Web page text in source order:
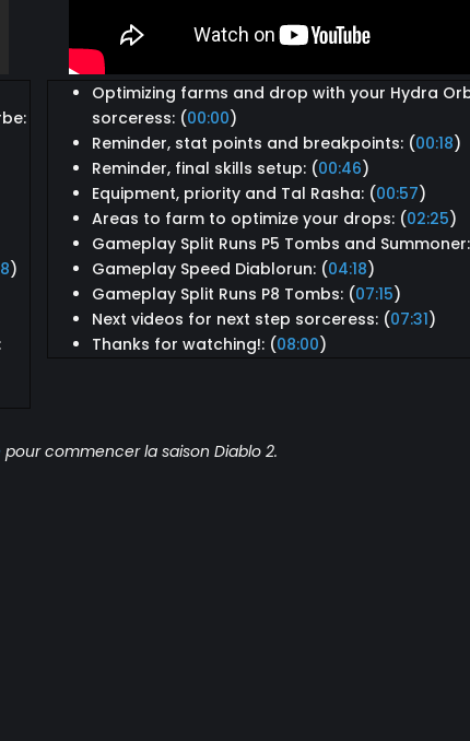
)
Optimizing farms and drop with your Hydra
sorceress: (00:00)
Reminder, stat points and breakpoints: (00:18)
Reminder, final skills setup: (00:46)
Equipment, priority and Tal Rasha: (00:57)
Areas to farm to optimize your drops: (02:25)
Gameplay Split Runs P5 Tombs and
Gameplay Speed Diablorun: (04:18)
Gameplay Split Runs P8 Tombs: (07:15)
Next videos for next step sorceress: (07:31)
Thanks for watching!: (08:00)
pour commencer la saison Diablo 2.